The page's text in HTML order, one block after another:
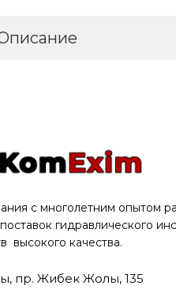
с многолетним опытом
гидравлического
высокого качества.
пр. Жибек Жолы, 135